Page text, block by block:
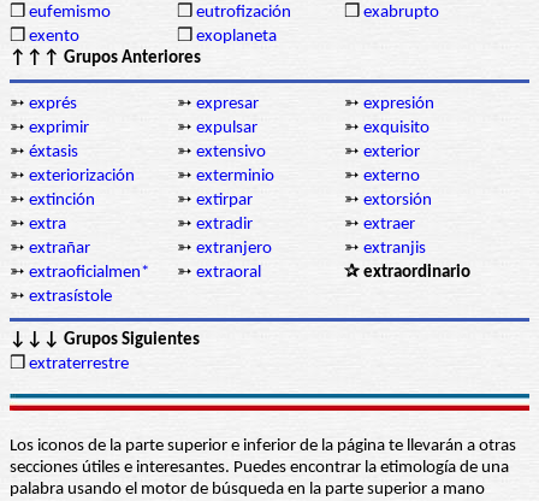
❒ eufemismo ❒ eutrofización ❒ exabrupto
❒ exento ❒ exoplaneta
↑↑↑ Grupos Anteriores
➳ exprés ➳ expresar ➳ expresión
➳ exprimir ➳ expulsar ➳ exquisito
➳ éxtasis ➳ extensivo ➳ exterior
➳ exteriorización ➳ exterminio ➳ externo
➳ extinción ➳ extirpar ➳ extorsión
➳ extra ➳ extradir ➳ extraer
➳ extrañar ➳ extranjero ➳ extranjis
➳ extraoficialmen* ➳ extraoral
✰ extraordinario
➳ extrasístole
↓↓↓ Grupos Siguientes
❒ extraterrestre
Los iconos de la parte superior e inferior de la página te llevarán a otras
secciones útiles e interesantes. Puedes encontrar la etimología de una
palabra usando el motor de búsqueda en la parte superior a mano